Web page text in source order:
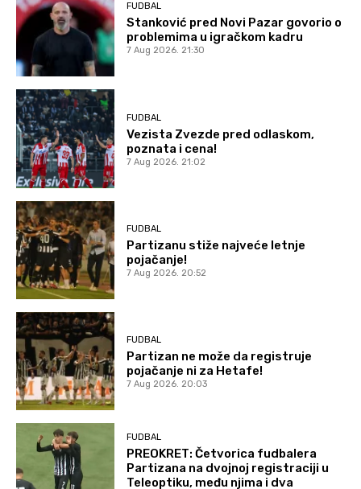
FUDBAL
Stanković pred Novi Pazar govorio o
problemima u igračkom kadru
7 Aug 2026. 21:30
FUDBAL
Vezista Zvezde pred odlaskom,
poznata i cena!
7 Aug 2026. 21:02
FUDBAL
Partizanu stiže najveće letnje
pojačanje!
7 Aug 2026. 20:52
FUDBAL
Partizan ne može da registruje
pojačanje ni za Hetafe!
7 Aug 2026. 20:03
FUDBAL
PREOKRET: Četvorica fudbalera
Partizana na dvojnoj registraciji u
Teleoptiku, među njima i dva